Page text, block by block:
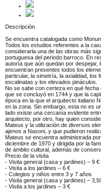
Descripción
Se encuentra catalogada como
Todos los estudios referentes a la
considerarla una de las obras más
portuguesa del periodo barroco. En
autoría que aún quedan por
encuentran presentes todos los
particular, la simetría, la axialidad, los
escalinatas y los elevados pináculos.
No se sabe con certeza en qué
que se concluyó en 1744 y que la
época en la que el arquitecto italiano
en la zona. Sin embargo, esta no es
lado existe una cercanía evidente
arquitecto, por otro, hay quien
Mateus y la utilización de diversos
ajenos a Nasoni, y que pudieron
Mateus se encuentra administrada
diciembre de 1970 y dirigida por la
de ámbito cultural, además de
Precio de la visita
- Visita general (casa y jardines) – 9 €
- Visita a los jardines – 6 €
- Colegios y niños entre 3 y 7 años
- Visita general (casa y jardines) –
- Visita a los jardines – 3 €